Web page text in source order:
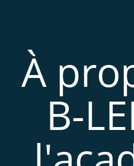
À
B-